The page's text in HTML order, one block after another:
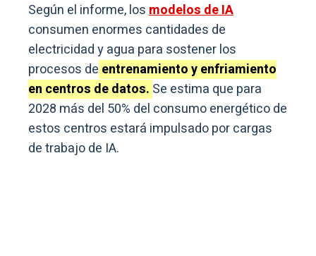
Según el informe, losmodelos de IA
consumen enormes cantidades de
electricidad y agua para sostener los
procesos de entrenamiento y enfriamiento
en centros de datos. Se estima que para
2028 más del 50% del consumo energético de
estos centros estará impulsado por cargas
de trabajo de IA.